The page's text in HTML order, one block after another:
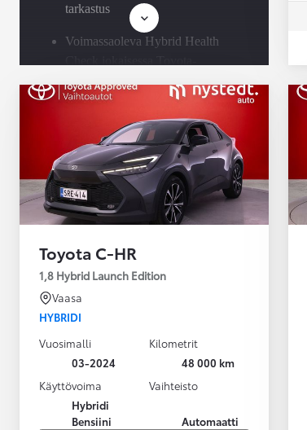
Yaris Cross
tarkastus
Voimassaoleva Hybrid Health
rahoitus ja Toyota Vakuutus
Toyota C-HR
1,8 Hybrid Launch Edition
Vaasa
HYBRIDI
Vuosimalli
03-2024
Kilometrit
48 000 km
Käyttövoima
Hybridi
Bensiini
Vaihteisto
Automaatti